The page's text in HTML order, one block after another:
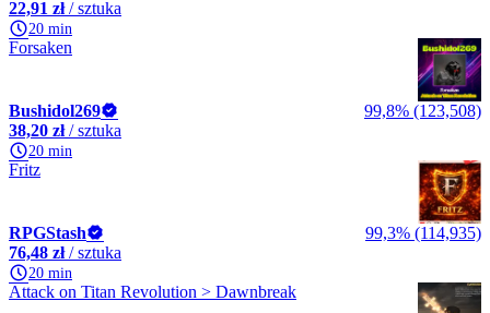
22,91 zł/ sztuka
20 min
Forsaken
Bushidol269
99,8% (123,508)
38,20 zł/ sztuka
20 min
Fritz
RPGStash
99,3% (114,935)
76,48 zł/ sztuka
20 min
Attack on Titan Revolution > Dawnbreak